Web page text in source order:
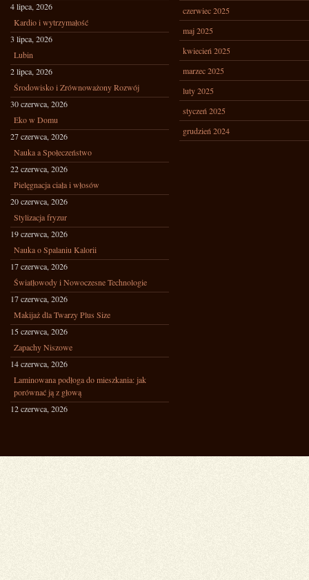
4 lipca, 2026
Kardio i wytrzymałość
3 lipca, 2026
Lubin
2 lipca, 2026
Środowisko i Zrównoważony Rozwój
30 czerwca, 2026
Eko w Domu
27 czerwca, 2026
Nauka a Społeczeństwo
22 czerwca, 2026
Pielęgnacja ciała i włosów
20 czerwca, 2026
Stylizacja fryzur
19 czerwca, 2026
Nauka o Spalaniu Kalorii
17 czerwca, 2026
Światłowody i Nowoczesne Technologie
17 czerwca, 2026
Makijaż dla Twarzy Plus Size
15 czerwca, 2026
Zapachy Niszowe
14 czerwca, 2026
Laminowana podłoga do mieszkania: jak
porównać ją z głową
12 czerwca, 2026
czerwiec 2025
maj 2025
kwiecień 2025
marzec 2025
luty 2025
styczeń 2025
grudzień 2024